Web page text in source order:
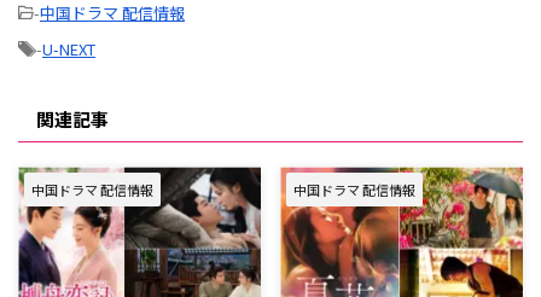
-中国ドラマ 配信情報
-U-NEXT
関連記事
中国ドラマ 配信情報 中国ドラマ 配信情報